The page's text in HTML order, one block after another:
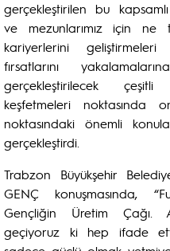
gerçekleştirilen bu
ve mezunlarımız için ne
kariyerlerini
fırsatlarını
gerçekleştirilecek
keşfetmeleri noktasında
noktasındaki önemli
gerçekleştirdi.
Trabzon Büyükşehir
GENÇ konuşmasında,
Gençliğin Üretim
geçiyoruz ki hep ifade